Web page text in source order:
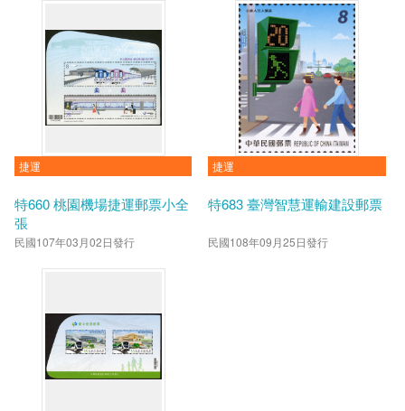
捷運
特660 桃園機場捷運郵票小全
張
民國107年03月02日發行
捷運
特683 臺灣智慧運輸建設郵票
民國108年09月25日發行